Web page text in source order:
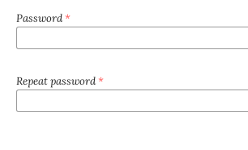
Password *
Repeat password *